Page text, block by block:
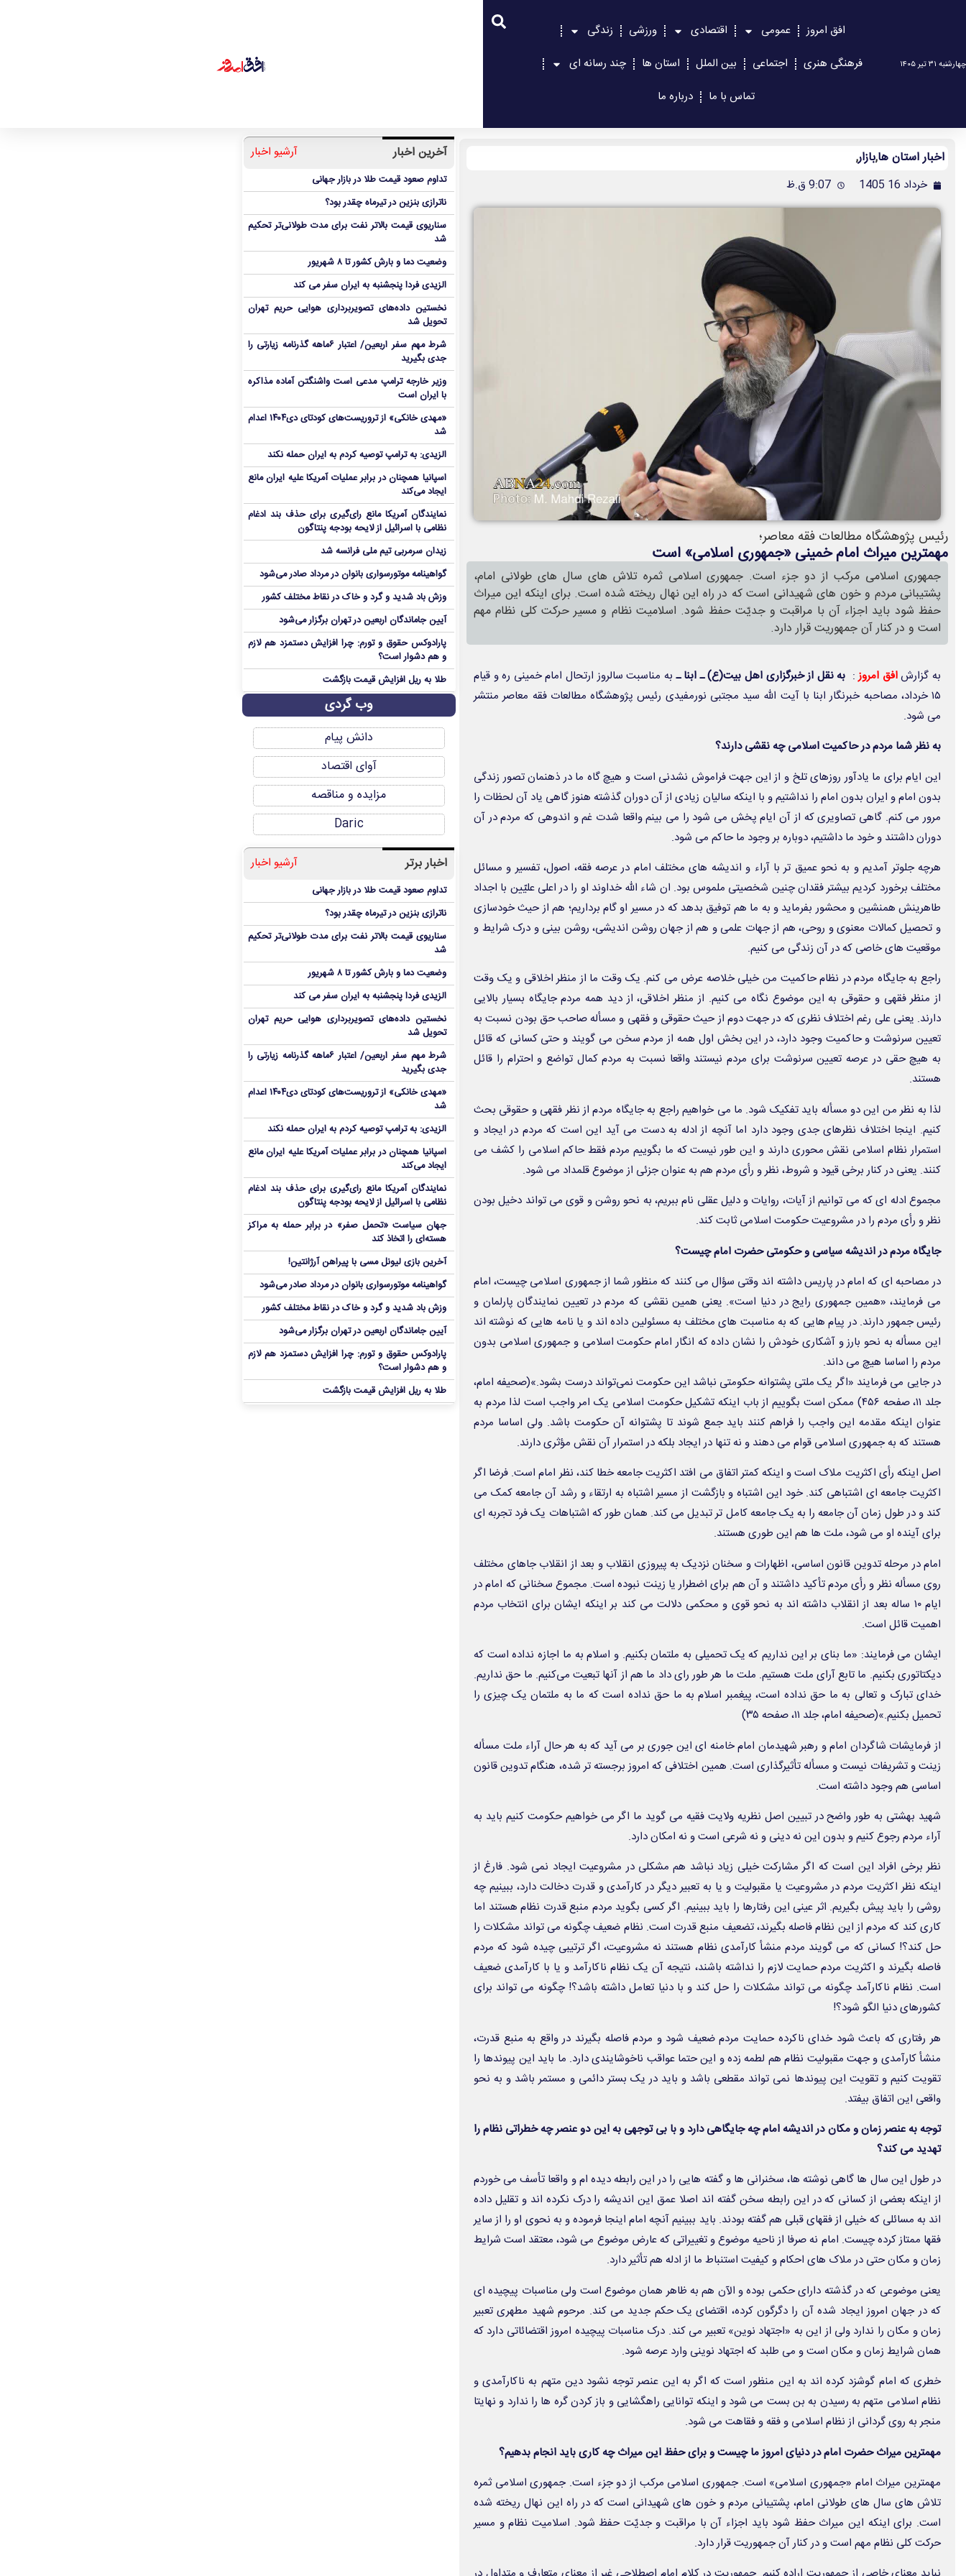
چهارشنبه ۳۱ تیر ۱۴۰۵
افق امروز عمومی اقتصادی ورزشی
زندگی
فرهنگی هنری
اجتماعی بین الملل استان ها
چند رسانه ای
تماس با ما
درباره ما
اخبار استان ها,بازار,
خرداد 16 1405 9:07 ق.ظ
رئیس پژوهشگاه مطالعات فقه معاصر؛
مهمترین میراث امام خمینی «جمهوری اسلامی» است
جمهوری اسلامی مرکب از دو جزء است. جمهوری اسلامی ثمره تلاش های سال های طولانی امام،
پشتیبانی مردم و خون های شهیدانی است که در راه این نهال ریخته شده است. برای اینکه این میراث
حفظ شود باید اجزاء آن با مراقبت و جدیّت حفظ شود. اسلامیت نظام و مسیر حرکت کلی نظام مهم
است و در کنار آن جمهوریت قرار دارد.
به گزارشافق امروز: به نقل از خبرگزاری اهل بیت(ع) ـ ابنا ـبه مناسبت سالروز ارتحال امام خمینی ره و قیام
۱۵ خرداد، مصاحبه خبرنگار ابنا با آیت الله سید مجتبی نورمفیدی رئیس پژوهشگاه مطالعات فقه معاصر منتشر
می شود.
به نظر شما مردم در حاکمیت اسلامی چه نقشی دارند؟
این ایام برای ما یادآور روزهای تلخ و از این جهت فراموش نشدنی است و هیچ گاه ما در ذهنمان تصور زندگی
بدون امام و ایران بدون امام را نداشتیم و با اینکه سالیان زیادی از آن دوران گذشته هنوز گاهی یاد آن لحظات را
مرور می کنم. گاهی تصاویری که از آن ایام پخش می شود را می بینم واقعا شدت غم و اندوهی که مردم در آن
دوران داشتند و خود ما داشتیم، دوباره بر وجود ما حاکم می شود.
هرچه جلوتر آمدیم و به نحو عمیق تر با آراء و اندیشه های مختلف امام در عرصه فقه، اصول، تفسیر و مسائل
مختلف برخورد کردیم بیشتر فقدان چنین شخصیتی ملموس بود. ان شاء الله خداوند او را در اعلی علیّین با اجداد
طاهرینش همنشین و محشور بفرماید و به ما هم توفیق بدهد که در مسیر او گام برداریم؛ هم از حیث خودسازی
و تحصیل کمالات معنوی و روحی، هم از جهات علمی و هم از جهان روشن اندیشی، روشن بینی و درک شرایط و
موقعیت های خاصی که در آن زندگی می کنیم.
راجع به جایگاه مردم در نظام حاکمیت من خیلی خلاصه عرض می کنم. یک وقت ما از منظر اخلاقی و یک وقت
از منظر فقهی و حقوقی به این موضوع نگاه می کنیم. از منظر اخلاقی، از دید همه مردم جایگاه بسیار بالایی
دارند. یعنی علی رغم اختلاف نظری که در جهت دوم از حیث حقوقی و فقهی و مسأله صاحب حق بودن نسبت به
تعیین سرنوشت و حاکمیت وجود دارد، در این بخش اول همه از مردم سخن می گویند و حتی کسانی که قائل
به هیچ حقی در عرصه تعیین سرنوشت برای مردم نیستند واقعا نسبت به مردم کمال تواضع و احترام را قائل
هستند.
لذا به نظر من این دو مسأله باید تفکیک شود. ما می خواهیم راجع به جایگاه مردم از نظر فقهی و حقوقی بحث
کنیم. اینجا اختلاف نظرهای جدی وجود دارد اما آنچه از ادله به دست می آید این است که مردم در ایجاد و
استمرار نظام اسلامی نقش محوری دارند و این طور نیست که ما بگوییم مردم فقط حاکم اسلامی را کشف می
کنند. یعنی در کنار برخی قیود و شروط، نظر و رأی مردم هم به عنوان جزئی از موضوع قلمداد می شود.
مجموع ادله ای که می توانیم از آیات، روایات و دلیل عقلی نام ببریم، به نحو روشن و قوی می تواند دخیل بودن
نظر و رأی مردم را در مشروعیت حکومت اسلامی ثابت کند.
جایگاه مردم در اندیشه سیاسی و حکومتی حضرت امام چیست؟
در مصاحبه ای که امام در پاریس داشته اند وقتی سؤال می کنند که منظور شما از جمهوری اسلامی چیست، امام
می فرمایند، «همین جمهوری رایج در دنیا است». یعنی همین نقشی که مردم در تعیین نمایندگان پارلمان و
رئیس جمهور دارند. در پیام هایی که به مناسبت های مختلف به مسئولین داده اند و یا نامه هایی که نوشته اند
این مسأله به نحو بارز و آشکاری خودش را نشان داده که انگار امام حکومت اسلامی و جمهوری اسلامی بدون
مردم را اساسا هیچ می داند.
در جایی می فرمایند «اگر یک ملتی پشتوانه حکومتی نباشد این حکومت نمی‌تواند درست بشود.»(صحیفه امام،
جلد ۱۱، صفحه ۴۵۶) ممکن است بگوییم از باب اینکه تشکیل حکومت اسلامی یک امر واجب است لذا مردم به
عنوان اینکه مقدمه این واجب را فراهم کنند باید جمع شوند تا پشتوانه آن حکومت باشد. ولی اساسا مردم
هستند که به جمهوری اسلامی قوام می دهند و نه تنها در ایجاد بلکه در استمرار آن نقش مؤثری دارند.
اصل اینکه رأی اکثریت ملاک است و اینکه کمتر اتفاق می افتد اکثریت جامعه خطا کند، نظر امام است. فرضا اگر
اکثریت جامعه ای اشتباهی کند. خود این اشتباه و بازگشت از مسیر اشتباه به ارتقاء و رشد آن جامعه کمک می
کند و در طول زمان آن جامعه را به یک جامعه کامل تر تبدیل می کند. همان طور که اشتباهات یک فرد تجربه ای
برای آینده او می شود، ملت ها هم این طوری هستند.
امام در مرحله تدوین قانون اساسی، اظهارات و سخنان نزدیک به پیروزی انقلاب و بعد از انقلاب جاهای مختلف
روی مسأله نظر و رأی مردم تأکید داشتند و آن هم برای اضطرار یا زینت نبوده است. مجموع سخنانی که امام در
ایام ۱۰ ساله بعد از انقلاب داشته اند به نحو قوی و محکمی دلالت می کند بر اینکه ایشان برای انتخاب مردم
اهمیت قائل است.
ایشان می فرمایند: «ما بنای بر این نداریم که یک تحمیلی به ملتمان بکنیم. و اسلام به ما اجازه نداده است که
دیکتاتوری بکنیم. ما تابع آرای ملت هستیم. ملت ما هر طور رای داد ما هم از آنها تبعیت می‌کنیم. ما حق نداریم.
خدای تبارک و تعالی به ما حق نداده است، پیغمبر اسلام به ما حق نداده است که ما به ملتمان یک چیزی را
تحمیل بکنیم.»(صحیفه امام، جلد ۱۱، صفحه ۳۵)
از فرمایشات شاگردان امام و رهبر شهیدمان امام خامنه ای این جوری بر می آید که به هر حال آراء ملت مسأله
زینت و تشریفات نیست و مسأله تأثیرگذاری است. همین اختلافی که امروز برجسته تر شده، هنگام تدوین قانون
اساسی هم وجود داشته است.
شهید بهشتی به طور واضح در تبیین اصل نظریه ولایت فقیه می گوید ما اگر می خواهیم حکومت کنیم باید به
آراء مردم رجوع کنیم و بدون این نه دینی و نه شرعی است و نه امکان دارد.
نظر برخی افراد این است که اگر مشارکت خیلی زیاد نباشد هم مشکلی در مشروعیت ایجاد نمی شود. فارغ از
اینکه نظر اکثریت مردم در مشروعیت یا مقبولیت و یا به تعبیر دیگر در کارآمدی و قدرت دخالت دارد، ببینیم چه
روشی را باید پیش بگیریم. اثر عینی این رفتارها را باید ببینیم. اگر کسی بگوید مردم منبع قدرت نظام هستند اما
کاری کند که مردم از این نظام فاصله بگیرند، تضعیف منبع قدرت است. نظام ضعیف چگونه می تواند مشکلات را
حل کند؟! کسانی که می گویند مردم منشأ کارآمدی نظام هستند نه مشروعیت، اگر ترتیبی چیده شود که مردم
فاصله بگیرند و اکثریت مردم حمایت لازم را نداشته باشند، نتیجه آن یک نظام ناکارآمد و یا با کارآمدی ضعیف
است. نظام ناکارآمد چگونه می تواند مشکلات را حل کند و با دنیا تعامل داشته باشد؟! چگونه می تواند برای
کشورهای دنیا الگو شود؟!
هر رفتاری که باعث شود خدای ناکرده حمایت مردم ضعیف شود و مردم فاصله بگیرند در واقع به منبع قدرت،
منشأ کارآمدی و جهت مقبولیت نظام هم لطمه زده و این حتما عواقب ناخوشایندی دارد. ما باید این پیوندها را
تقویت کنیم و تقویت این پیوندها نمی تواند مقطعی باشد و باید در یک بستر دائمی و مستمر باشد و به نحو
واقعی این اتفاق بیفتد.
توجه به عنصر زمان و مکان در اندیشه امام چه جایگاهی دارد و با بی توجهی به این دو عنصر چه خطراتی نظام را
تهدید می کند؟
در طول این سال ها گاهی نوشته ها، سخنرانی ها و گفته هایی را در این رابطه دیده ام و واقعا تأسف می خوردم
از اینکه بعضی از کسانی که در این رابطه سخن گفته اند اصلا عمق این اندیشه را درک نکرده اند و تقلیل داده
اند به مسائلی که خیلی از فقهای قبلی هم گفته بودند. باید ببینیم آنچه امام اینجا فرموده و به نحوی او را از سایر
فقها ممتاز کرده چیست. امام نه صرفا از ناحیه موضوع و تغییراتی که عارض موضوع می شود، معتقد است شرایط
زمان و مکان حتی در ملاک های احکام و کیفیت استنباط ما از ادله هم تأثیر دارد.
یعنی موضوعی که در گذشته دارای حکمی بوده و الآن هم به ظاهر همان موضوع است ولی مناسبات پیچیده ای
که در جهان امروز ایجاد شده آن را دگرگون کرده، اقتضای یک حکم جدید می کند. مرحوم شهید مطهری تعبیر
زمان و مکان را ندارد ولی از این به «اجتهاد نوین» تعبیر می کند. درک مناسبات پیچیده امروز اقتضائاتی دارد که
همان شرایط زمان و مکان است و می طلبد که اجتهاد نوینی وارد عرصه شود.
خطری که امام گوشزد کرده اند به این منظور است که اگر به این عنصر توجه نشود دین متهم به ناکارآمدی و
نظام اسلامی متهم به رسیدن به بن بست می شود و اینکه توانایی راهگشایی و باز کردن گره ها را ندارد و نهایتا
منجر به روی گردانی از نظام اسلامی و فقه و فقاهت می شود.
مهمترین میراث حضرت امام در دنیای امروز ما چیست و برای حفظ این میراث چه کاری باید انجام بدهیم؟
مهمترین میراث امام «جمهوری اسلامی» است. جمهوری اسلامی مرکب از دو جزء است. جمهوری اسلامی ثمره
تلاش های سال های طولانی امام، پشتیبانی مردم و خون های شهیدانی است که در راه این نهال ریخته شده
است. برای اینکه این میراث حفظ شود باید اجزاء آن با مراقبت و جدیّت حفظ شود. اسلامیت نظام و مسیر
حرکت کلی نظام مهم است و در کنار آن جمهوریت قرار دارد.
آخرین اخبار آرشیو اخبار
تداوم صعود قیمت طلا در بازار جهانی
ناترازی بنزین در تیرماه چقدر بود؟
سناریوی قیمت بالاتر نفت برای مدت طولانی‌تر تحکیم
شد
وضعیت دما و بارش کشور تا ۸ شهریور
الزیدی فردا پنجشنبه به ایران سفر می کند
نخستین داده‌های تصویربرداری هوایی حریم تهران
تحویل شد
شرط مهم سفر اربعین/ اعتبار ۶ماهه گذرنامه زیارتی را
جدی بگیرید
وزیر خارجه ترامپ مدعی است واشنگتن آماده مذاکره
با ایران است
«مهدی خانکی» از تروریست‌های کودتای دی۱۴۰۴ اعدام
شد
الزیدی: به ترامپ توصیه کردم به ایران حمله نکند
اسپانیا همچنان در برابر عملیات آمریکا علیه ایران مانع
ایجاد می‌کند
نمایندگان آمریکا مانع رای‌گیری برای حذف بند ادغام
نظامی با اسرائیل از لایحه بودجه پنتاگون
زیدان سرمربی تیم ملی فرانسه شد
گواهینامه موتورسواری بانوان در مرداد صادر می‌شود
وزش باد شدید و گرد و خاک در نقاط مختلف کشور
آیین جاماندگان اربعین در تهران برگزار می‌شود
پارادوکس حقوق و تورم: چرا افزایش دستمزد هم لازم
و هم دشوار است؟
طلا به ریل افزایش قیمت بازگشت
وب گردی
دانش پیام
آوای اقتصاد
مزایده و مناقصه
Daric
اخبار برتر آرشیو اخبار
تداوم صعود قیمت طلا در بازار جهانی
ناترازی بنزین در تیرماه چقدر بود؟
سناریوی قیمت بالاتر نفت برای مدت طولانی‌تر تحکیم
شد
وضعیت دما و بارش کشور تا ۸ شهریور
الزیدی فردا پنجشنبه به ایران سفر می کند
نخستین داده‌های تصویربرداری هوایی حریم تهران
تحویل شد
شرط مهم سفر اربعین/ اعتبار ۶ماهه گذرنامه زیارتی را
جدی بگیرید
«مهدی خانکی» از تروریست‌های کودتای دی۱۴۰۴ اعدام
شد
الزیدی: به ترامپ توصیه کردم به ایران حمله نکند
اسپانیا همچنان در برابر عملیات آمریکا علیه ایران مانع
ایجاد می‌کند
نمایندگان آمریکا مانع رای‌گیری برای حذف بند ادغام
نظامی با اسرائیل از لایحه بودجه پنتاگون
جهان سیاست «تحمل صفر» در برابر حمله به مراکز
هسته‌ای را اتخاذ کند
آخرین بازی لیونل مسی با پیراهن آرژانتین!
گواهینامه موتورسواری بانوان در مرداد صادر می‌شود
وزش باد شدید و گرد و خاک در نقاط مختلف کشور
آیین جاماندگان اربعین در تهران برگزار می‌شود
پارادوکس حقوق و تورم: چرا افزایش دستمزد هم لازم
و هم دشوار است؟
طلا به ریل افزایش قیمت بازگشت